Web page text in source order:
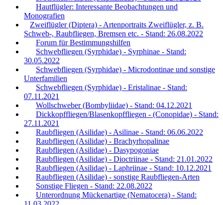
Hautflügler: Interessante Beobachtungen und
Monografien
Zweiflügler (Diptera) - Artenportraits Zweiflügler, z. B.
Schweb-, Raubfliegen, Bremsen etc. - Stand: 26.08.2022
Forum für Bestimmungshilfen
Schwebfliegen (Syrphidae) - Syrphinae - Stand:
30.05.2022
Schwebfliegen (Syrphidae) - Microdontinae und sonstige
Unterfamilien
Schwebfliegen (Syrphidae) - Eristalinae - Stand:
07.11.2021
Wollschweber (Bombyliidae) - Stand: 04.12.2021
Dickkopffliegen/Blasenkopffliegen - (Conopidae) - Stand:
27.11.2021
Raubfliegen (Asilidae) - Asilinae - Stand: 06.06.2022
Raubfliegen (Asilidae) - Brachyrhopalinae
Raubfliegen (Asilidae) - Dasypogoniae
Raubfliegen (Asilidae) - Dioctriinae - Stand: 21.01.2022
Raubfliegen (Asilidae) - Laphriinae - Stand: 10.12.2021
Raubfliegen (Asilidae) - sonstige Raubfliegen-Arten
Sonstige Fliegen - Stand: 22.08.2022
Unterordnung Mückenartige (Nematocera) - Stand: